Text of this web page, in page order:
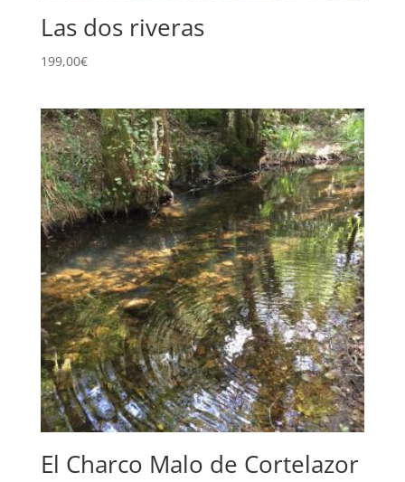
Las dos riveras
199,00€
El Charco Malo de Cortelazor